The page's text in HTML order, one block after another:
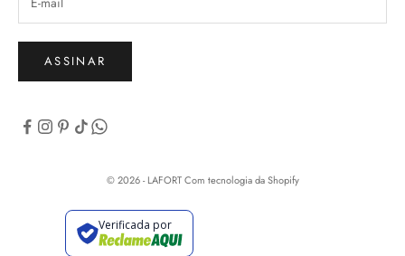
ASSINAR
© 2026 - LAFORTCom tecnologia da Shopify
Verificada por